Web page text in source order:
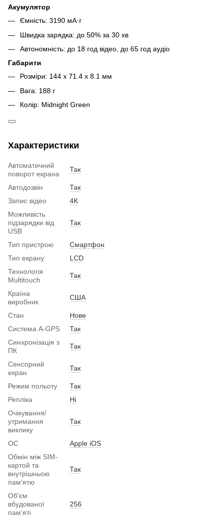
Акумулятор
Ємність: 3190 мА·г
Швидка зарядка: до 50% за 30 хв
Автономність: до 18 год відео, до 65 год аудіо
Габарити
Розміри: 144 x 71.4 x 8.1 мм
Вага: 188 г
Колір: Midnight Green
Характеристики
Автоматичний
поворот екрана
Так
Автодозвін
Так
Запис відео
4K
Можливість
підзарядки від
USB
Так
Тип пристрою
Смартфон
Тип екрану
LCD
Технологія
Multitouch
Так
Країна
виробник
США
Стан
Нове
Система A-GPS
Так
Синхронізація з
ПК
Так
Сенсорний
екран
Так
Режим польоту
Так
Репліка
Ні
Очікування/
утримання
виклику
Так
ОС
Apple iOS
Обмін між SIM-
картой та
внутрішньою
пам'ятю
Так
Об'єм
вбудованої
пам'яті
256